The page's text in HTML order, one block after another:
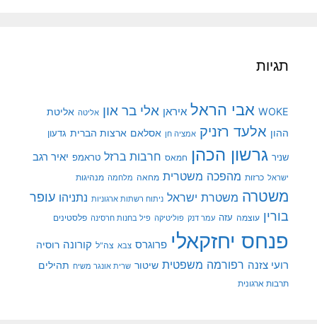
תגיות
WOKE אבי הראל איראן אלי בר און אליטה אליטת
ההון אלעד רזניק אמציה חן אסלאם ארצות הברית גדעון
שניר גרשון הכהן חמאס חרבות ברזל טראמפ יאיר רגב
ישראל כרזות מהפכה משטרית מחאה מלחמה מנהיגות
משטרה משטרת ישראל ניתוח רשתות ארגוניות נתניהו עופר
בורין עוצמה עזה עמר דנק פוליטיקה פיל בחנות חרסינה פלסטינים
פנחס יחזקאלי פרוגרס צבא צה"ל קורונה רוסיה
רועי צזנה רפורמה משפטית שיטור שרית אונגר משיח תהילים
תרבות ארגונית